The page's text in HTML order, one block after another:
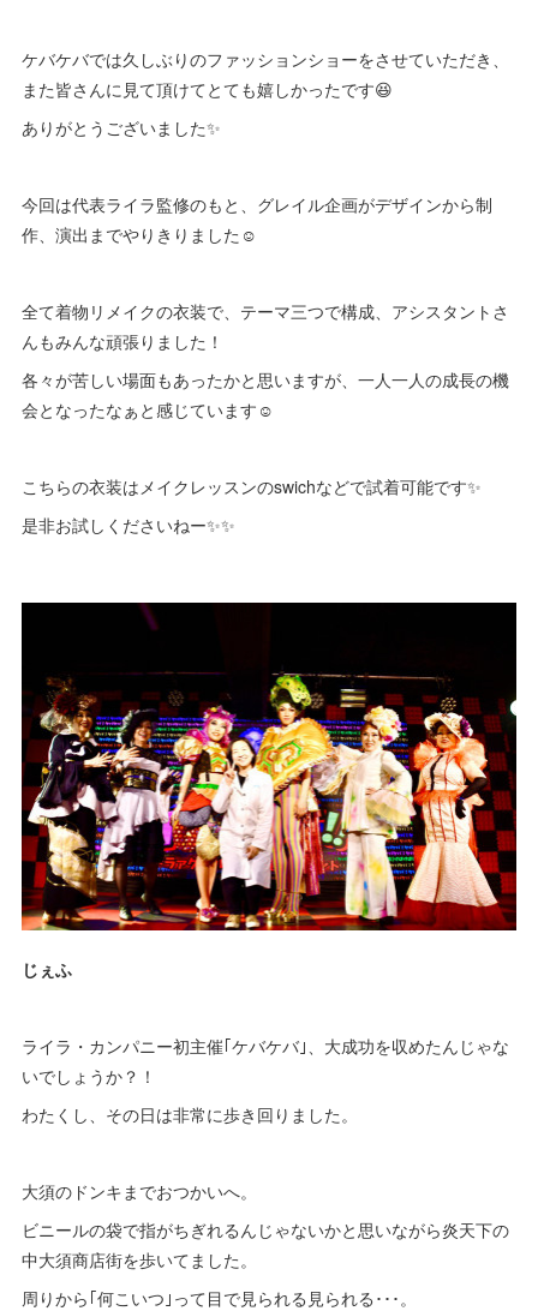
ケバケバでは久しぶりのファッションショーをさせていただき、
また皆さんに見て頂けてとても嬉しかったです😆
ありがとうございました✨
今回は代表ライラ監修のもと、グレイル企画がデザインから制
作、演出までやりきりました☺️
全て着物リメイクの衣装で、テーマ三つで構成、アシスタントさ
んもみんな頑張りました！
各々が苦しい場面もあったかと思いますが、一人一人の成長の機
会となったなぁと感じています☺️
こちらの衣装はメイクレッスンのswichなどで試着可能です✨
是非お試しくださいねー✨✨
じぇふ
ライラ・カンパニー初主催｢ケバケバ｣、大成功を収めたんじゃな
いでしょうか？！
わたくし、その日は非常に歩き回りました。
大須のドンキまでおつかいへ。
ビニールの袋で指がちぎれるんじゃないかと思いながら炎天下の
中大須商店街を歩いてました。
周りから｢何こいつ｣って目で見られる見られる･･･。